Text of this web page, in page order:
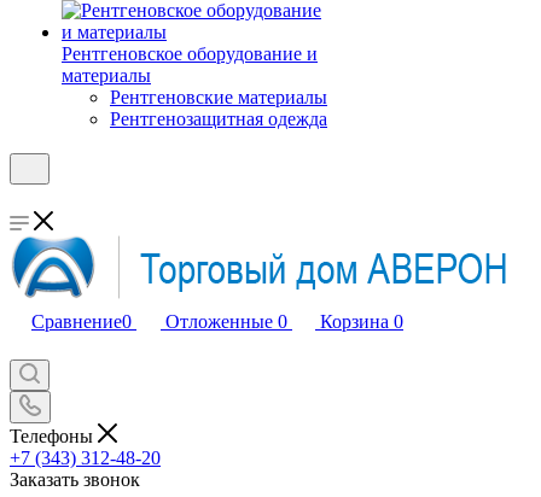
Рентгеновское оборудование и
материалы
Рентгеновские материалы
Рентгенозащитная одежда
Сравнение0 Отложенные 0 Корзина 0
Телефоны
+7 (343) 312-48-20
Заказать звонок